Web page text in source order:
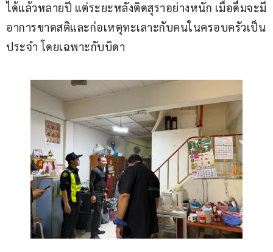
ได้แล้วหลายปี แต่ระยะหลังติดสุราอย่างหนัก เมื่อดื่มจะมี
อาการขาดสติและก่อเหตุทะเลาะกับคนในครอบครัวเป็น
ประจำ โดยเฉพาะกับบิดา